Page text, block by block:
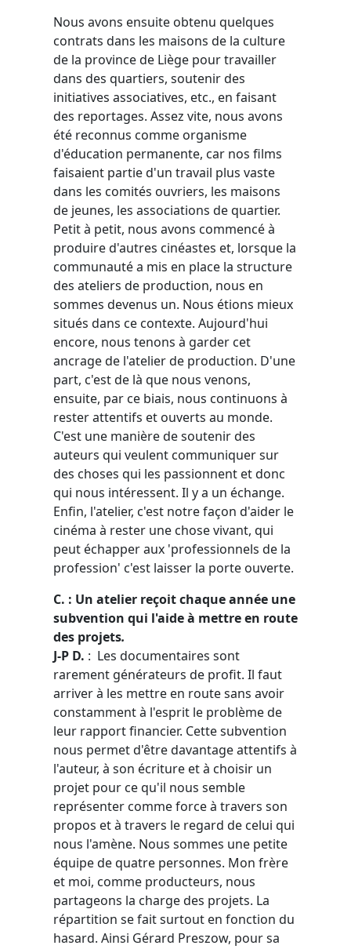
Nous avons ensuite obtenu quelques
contrats dans les maisons de la culture
de la province de Liège pour travailler
dans des quartiers, soutenir des
initiatives associatives, etc., en faisant
des reportages. Assez vite, nous avons
été reconnus comme organisme
d'éducation permanente, car nos films
faisaient partie d'un travail plus vaste
dans les comités ouvriers, les maisons
de jeunes, les associations de quartier.
Petit à petit, nous avons commencé à
produire d'autres cinéastes et, lorsque la
communauté a mis en place la structure
des ateliers de production, nous en
sommes devenus un. Nous étions mieux
situés dans ce contexte. Aujourd'hui
encore, nous tenons à garder cet
ancrage de l'atelier de production. D'une
part, c'est de là que nous venons,
ensuite, par ce biais, nous continuons à
rester attentifs et ouverts au monde.
C'est une manière de soutenir des
auteurs qui veulent communiquer sur
des choses qui les passionnent et donc
qui nous intéressent. Il y a un échange.
Enfin, l'atelier, c'est notre façon d'aider le
cinéma à rester une chose vivant, qui
peut échapper aux 'professionnels de la
profession' c'est laisser la porte ouverte.
C. : Un atelier reçoit chaque année une
subvention qui l'aide à mettre en route
des projets.
J-P D. : Les documentaires sont
rarement générateurs de profit. Il faut
arriver à les mettre en route sans avoir
constamment à l'esprit le problème de
leur rapport financier. Cette subvention
nous permet d'être davantage attentifs à
l'auteur, à son écriture et à choisir un
projet pour ce qu'il nous semble
représenter comme force à travers son
propos et à travers le regard de celui qui
nous l'amène. Nous sommes une petite
équipe de quatre personnes. Mon frère
et moi, comme producteurs, nous
partageons la charge des projets. La
répartition se fait surtout en fonction du
hasard. Ainsi Gérard Preszow, pour sa